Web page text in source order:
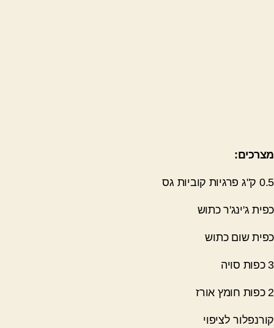
מצרכים:
0.5 ק"ג פרגיות קוביות גס
כפית ג'ינג'ר כתוש
כפית שום כתוש
3 כפות סויה
2 כפות חומץ אורז
קורנפלור לציפוי